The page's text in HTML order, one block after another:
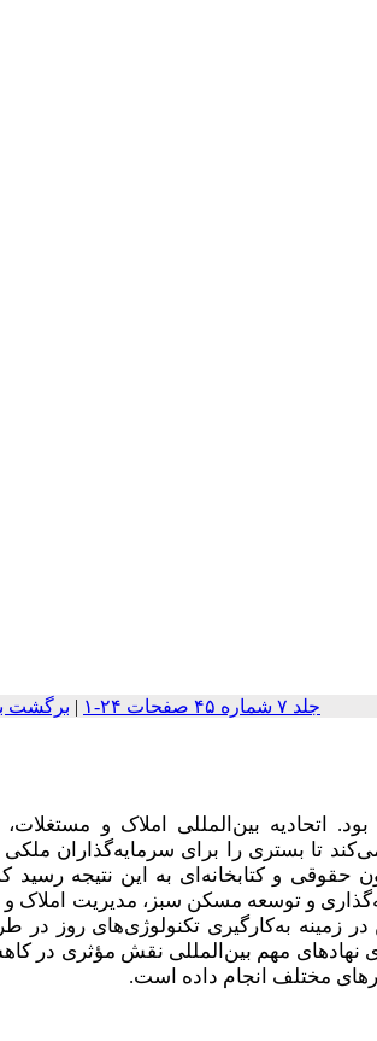
جلد ۷ شماره ۴۵ صفحات ۲۴-۱ | برگشت
اتحادیه بین‌المللی املاک و مستغلات،
تا بستری را برای سرمایه‌گذاران
و کتابخانه‌ای به این نتیجه رسید
و توسعه مسکن سبز، مدیریت املاک و
به‌کارگیری تکنولوژی‌های روز در
نهادهای مهم بین‌المللی نقش مؤثری در
مختلف انجام داده است.